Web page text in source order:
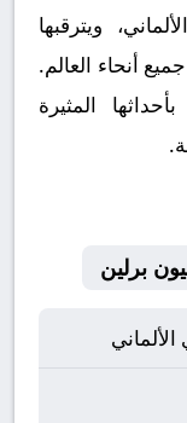
ويترقبها
أنحاء العالم.
المثيرة
الألماني